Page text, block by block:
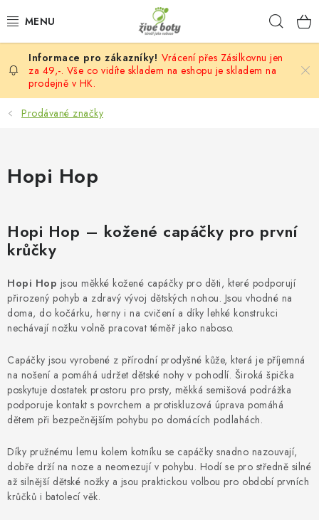
na
DĚTSKÉ
DÁMSKÉ
DOPLŇKY
PONOŽKOBOTY
PROVAZOVÉ SANDÁLY
NAPIŠTE NÁM
BOSOBOTY / BAREFOOTY
ZNAČKY
Vrácení a reklamace
Doprava a platba
Obchodní podmínky
Vrácení přes Zásilkovnu jen
za 49,-. Vše co vidíte skladem na eshopu je skladem na
prodejně v HK.
Prodávané značky
Hopi Hop
Hopi Hop – kožené capáčky pro první
krůčky
Hopi Hop jsou měkké kožené capáčky pro děti, které podporují
přirozený pohyb a zdravý vývoj dětských nohou. Jsou vhodné na
doma, do kočárku, herny i na cvičení a díky lehké konstrukci
nechávají nožku volně pracovat téměř jako naboso.
Capáčky jsou vyrobené z přírodní prodyšné kůže, která je příjemná
na nošení a pomáhá udržet dětské nohy v pohodlí. Široká špička
poskytuje dostatek prostoru pro prsty, měkká semišová podrážka
podporuje kontakt s povrchem a protiskluzová úprava pomáhá
dětem při bezpečnějším pohybu po domácích podlahách.
Díky pružnému lemu kolem kotníku se capáčky snadno nazouvají,
dobře drží na noze a neomezují v pohybu. Hodí se pro středně silné
až silnější dětské nožky a jsou praktickou volbou pro období prvních
krůčků i batolecí věk.